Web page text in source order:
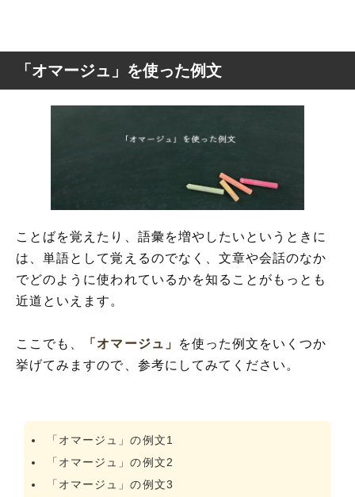
「オマージュ」を使った例文
ことばを覚えたり、語彙を増やしたいというときに
は、単語として覚えるのでなく、文章や会話のなか
でどのように使われているかを知ることがもっとも
近道といえます。
ここでも、 「オマージュ」
を使った例文をいくつか
挙げてみますので、参考にしてみてください。
「オマージュ」の例文1
「オマージュ」の例文2
「オマージュ」の例文3